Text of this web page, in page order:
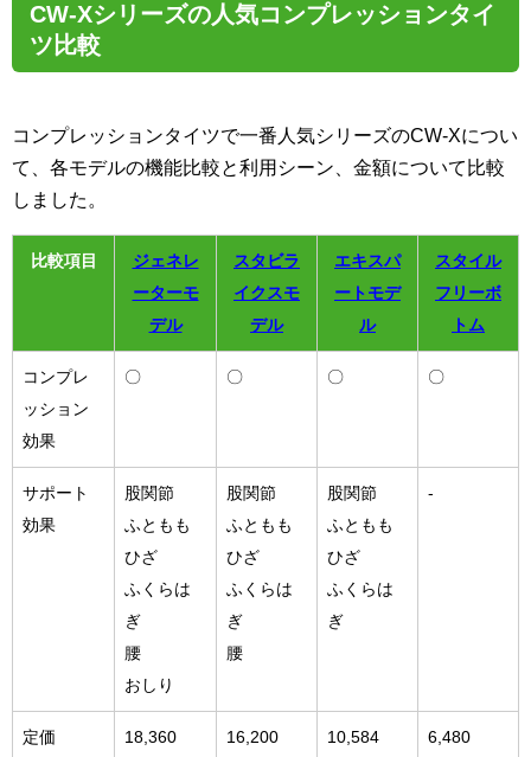
CW-Xシリーズの人気コンプレッションタイ
ツ比較
コンプレッションタイツで一番人気シリーズのCW-Xについ
て、各モデルの機能比較と利用シーン、金額について比較
しました。
比較項目
ジェネレ
ーターモ
デル
スタビラ
イクスモ
デル
エキスパ
ートモデ
ル
スタイル
フリーボ
トム
コンプレ
ッション
効果
〇 〇 〇 〇
サポート
効果
股関節
ふともも
ひざ
ふくらは
ぎ
腰
おしり
股関節
ふともも
ひざ
ふくらは
ぎ
腰
股関節
ふともも
ひざ
ふくらは
ぎ
-
定価 18,360 16,200 10,584 6,480